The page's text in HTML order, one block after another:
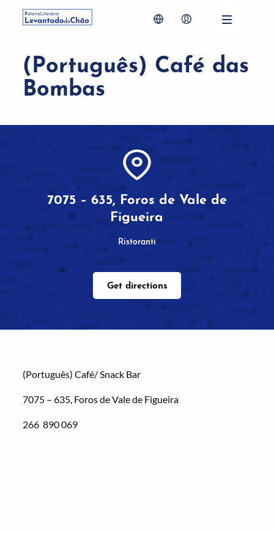
(Português) Café das
Bombas
7075 – 635, Foros de Vale de
Figueira
Ristoranti
Get directions
(Português) Café/ Snack Bar
7075 – 635, Foros de Vale de Figueira
266 890 069